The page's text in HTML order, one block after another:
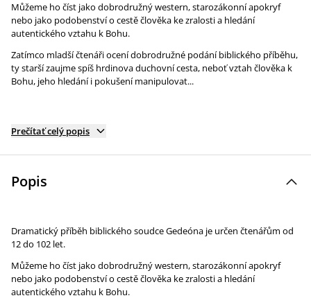
Můžeme ho číst jako dobrodružný western, starozákonní apokryf
nebo jako podobenství o cestě člověka ke zralosti a hledání
autentického vztahu k Bohu.
Zatímco mladší čtenáři ocení dobrodružné podání biblického příběhu,
ty starší zaujme spíš hrdinova duchovní cesta, neboť vztah člověka k
Bohu, jeho hledání i pokušení manipulovat...
Prečítať celý popis
Popis
Dramatický příběh biblického soudce Gedeóna je určen čtenářům od
12 do 102 let.
Můžeme ho číst jako dobrodružný western, starozákonní apokryf
nebo jako podobenství o cestě člověka ke zralosti a hledání
autentického vztahu k Bohu.